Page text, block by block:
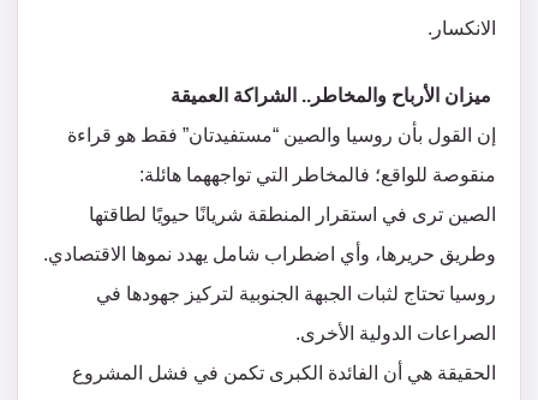
الانكسار.
​ ميزان الأرباح والمخاطر.. الشراكة العميقة
​إن القول بأن روسيا والصين “مستفيدتان” فقط هو قراءة
منقوصة للواقع؛ فالمخاطر التي تواجههما هائلة:
​الصين ترى في استقرار المنطقة شريانًا حيويًا لطاقتها
وطريق حريرها، وأي اضطراب شامل يهدد نموها الاقتصادي.
​روسيا تحتاج لثبات الجبهة الجنوبية لتركيز جهودها في
الصراعات الدولية الأخرى.
​الحقيقة هي أن الفائدة الكبرى تكمن في فشل المشروع